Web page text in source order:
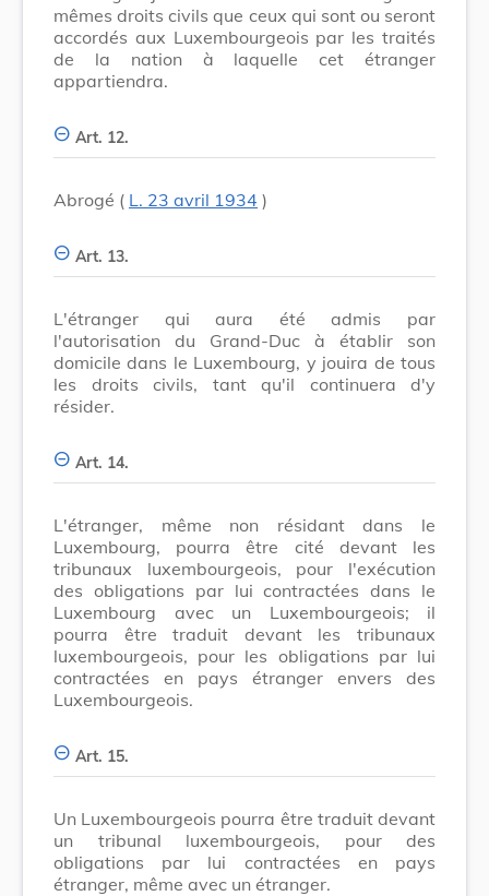
mêmes droits civils que ceux qui sont ou seront
accordés aux Luxembourgeois par les traités
de la nation à laquelle cet étranger
appartiendra.
Art. 12.
Abrogé ( L. 23 avril 1934 )
Art. 13.
L'étranger qui aura été admis par
l'autorisation du Grand-Duc à établir son
domicile dans le Luxembourg, y jouira de tous
les droits civils, tant qu'il continuera d'y
résider.
Art. 14.
L'étranger, même non résidant dans le
Luxembourg, pourra être cité devant les
tribunaux luxembourgeois, pour l'exécution
des obligations par lui contractées dans le
Luxembourg avec un Luxembourgeois; il
pourra être traduit devant les tribunaux
luxembourgeois, pour les obligations par lui
contractées en pays étranger envers des
Luxembourgeois.
Art. 15.
Un Luxembourgeois pourra être traduit devant
un tribunal luxembourgeois, pour des
obligations par lui contractées en pays
étranger, même avec un étranger.